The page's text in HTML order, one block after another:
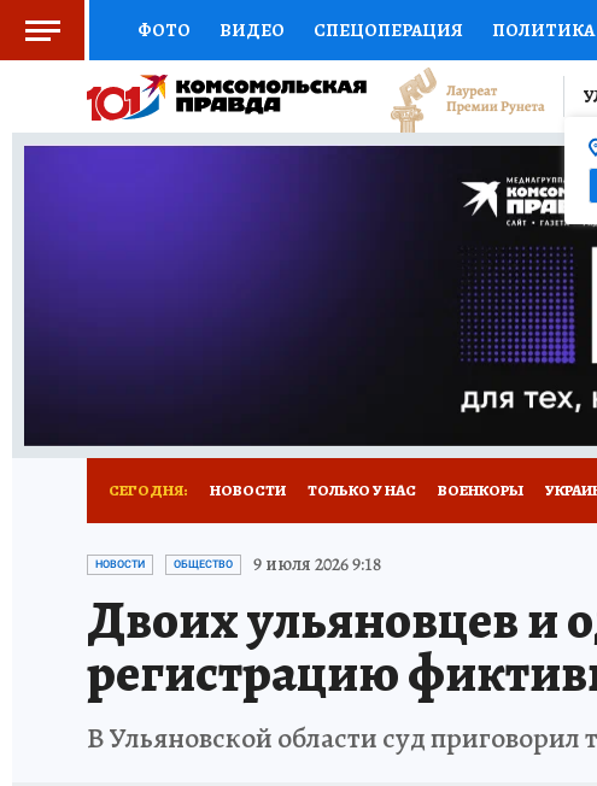
ФОТО ВИДЕО СПЕЦОПЕРАЦИЯ ПОЛИТИКА
СОЦПОДДЕРЖКА НАУКА СПОРТ
ВЫБОР ЭКСПЕРТОВ ДОКТОР ФИНАНСЫ
ПРОГНОЗЫ НА СПОРТ
ТЕЛЕВИЗОР
НОВОЕ НА
СЕГОДНЯ: НОВОСТИ ТОЛЬКО У НАС ВОЕНКОРЫ
ЗАПОВЕДНАЯ РОССИЯ
НОВОСТИ ОБЩЕСТВО 9 июля 2026 9:18
Двоих ульяновцев и
регистрацию
В Ульяновской области суд